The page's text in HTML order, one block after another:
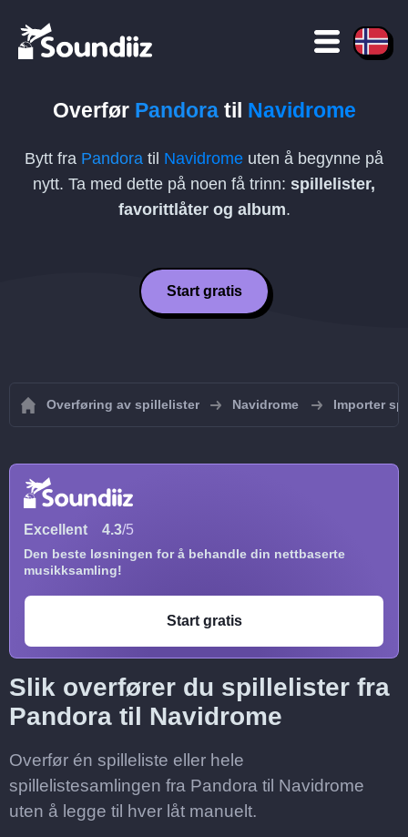
Overfør Pandoratil Navidrome
Bytt fra Pandora til Navidrome uten å begynne på
nytt. Ta med dette på noen få trinn: spillelister,
favorittlåter og album.
Start gratis
Overføring av spillelister Navidrome Importer
Excellent 4.3/5
Den beste løsningen for å behandle din nettbaserte
musikksamling!
Start gratis
Slik overfører du spillelister fra
Pandora til Navidrome
Overfør én spilleliste eller hele
spillelistesamlingen fra Pandora til Navidrome
uten å legge til hver låt manuelt.